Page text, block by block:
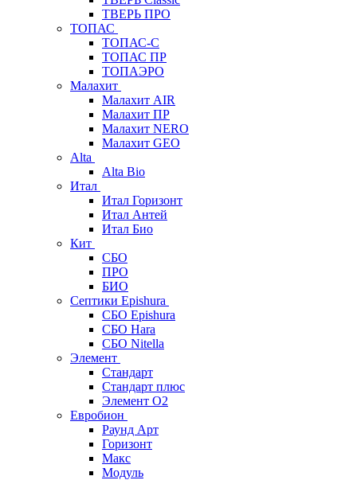
ТВЕРЬ ПРО
ТОПАС
ТОПАС-С
ТОПАС ПР
ТОПАЭРО
Малахит
Малахит AIR
Малахит ПР
Малахит NERO
Малахит GEO
Alta
Alta Bio
Итал
Итал Горизонт
Итал Антей
Итал Био
Кит
СБО
ПРО
БИО
Септики Epishura
СБО Epishura
СБО Hara
СБО Nitella
Элемент
Стандарт
Стандарт плюс
Элемент О2
Евробион
Раунд Арт
Горизонт
Макс
Модуль